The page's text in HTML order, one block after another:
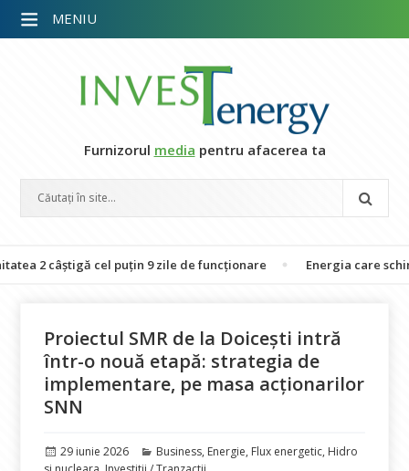
Furnizorul media pentru afacerea ta
câștigă cel puțin 9 zile de funcționare Energia care schimbă
Proiectul SMR de la Doicești intră
într-o nouă etapă: strategia de
implementare, pe masa acționarilor
SNN
Publicat
pe
29 iunie 2026 Categorii
Business, Energie, Flux energetic, Hidro
MENIU